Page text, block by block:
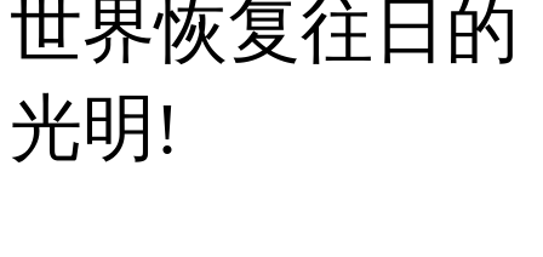
世界恢复往日的
光明!